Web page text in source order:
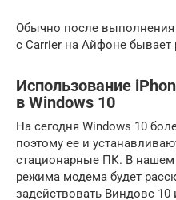
Обычно после
с Carrier на Aйфоне бывает
Использование
в Windows 10
На сегодня Windows 10
поэтому ее и
стационарные ПК. В
режима модема будет
задействовать Виндовс 10